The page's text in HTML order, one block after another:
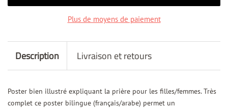
Plus de moyens de paiement
Description Livraison et retours
Poster bien illustré expliquant la prière pour les filles/femmes. Très
complet ce poster bilingue (français/arabe) permet un